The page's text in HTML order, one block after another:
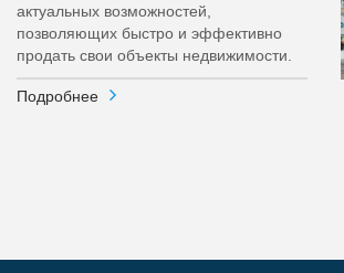
актуальных возможностей,
позволяющих быстро и эффективно
продать свои объекты недвижимости.
Подробнее